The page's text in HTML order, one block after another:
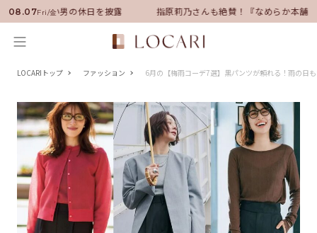
08.07Fri/金
就任！いい男の休日を披露 指原莉乃さんも絶賛！『なめらか本舗
LOCARIトップ ファッション 6月の【梅雨コーデ7選】黒パンツが頼れる！雨の日